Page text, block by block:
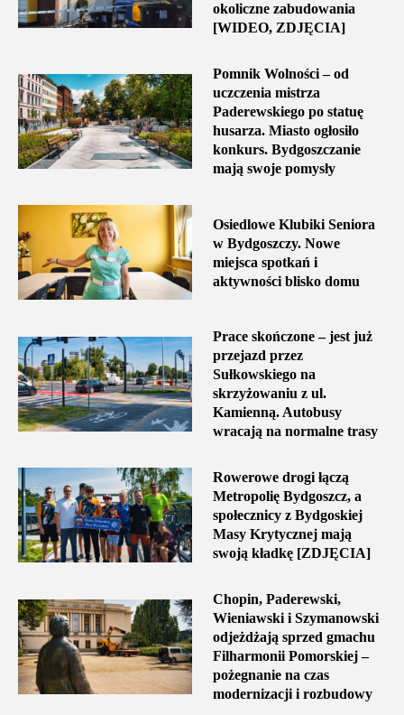
okoliczne zabudowania
[WIDEO, ZDJĘCIA]
Pomnik Wolności – od
uczczenia mistrza
Paderewskiego po statuę
husarza. Miasto ogłosiło
konkurs. Bydgoszczanie
mają swoje pomysły
Osiedlowe Klubiki Seniora
w Bydgoszczy. Nowe
miejsca spotkań i
aktywności blisko domu
Prace skończone – jest już
przejazd przez
Sułkowskiego na
skrzyżowaniu z ul.
Kamienną. Autobusy
wracają na normalne trasy
Rowerowe drogi łączą
Metropolię Bydgoszcz, a
społecznicy z Bydgoskiej
Masy Krytycznej mają
swoją kładkę [ZDJĘCIA]
Chopin, Paderewski,
Wieniawski i Szymanowski
odjeżdżają sprzed gmachu
Filharmonii Pomorskiej –
pożegnanie na czas
modernizacji i rozbudowy